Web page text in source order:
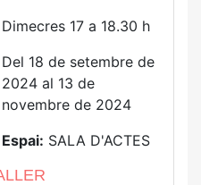
Dimecres 17 a 18.30 h
Del 18 de setembre de
2024 al 13 de
novembre de 2024
Espai: SALA D'ACTES